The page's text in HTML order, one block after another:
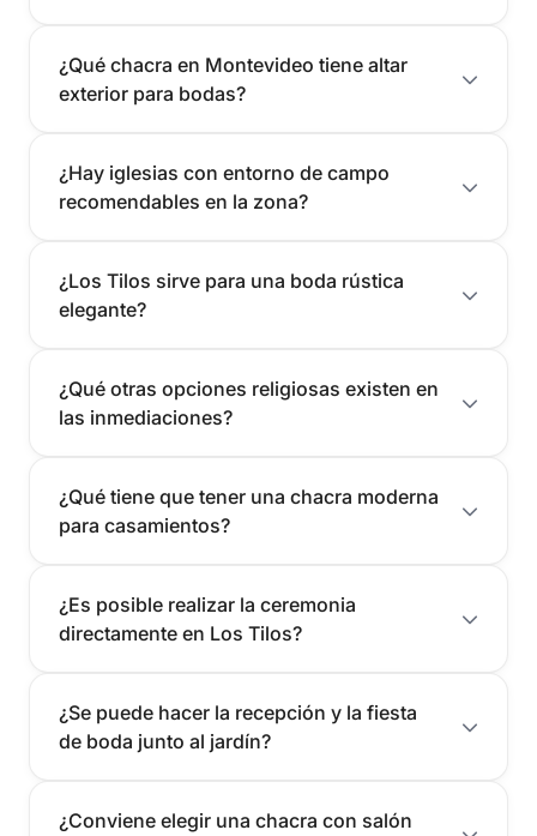
¿Qué chacra en Montevideo tiene altar
exterior para bodas?
¿Hay iglesias con entorno de campo
recomendables en la zona?
¿Los Tilos sirve para una boda rústica
elegante?
¿Qué otras opciones religiosas existen en
las inmediaciones?
¿Qué tiene que tener una chacra moderna
para casamientos?
¿Es posible realizar la ceremonia
directamente en Los Tilos?
¿Se puede hacer la recepción y la fiesta
de boda junto al jardín?
¿Conviene elegir una chacra con salón